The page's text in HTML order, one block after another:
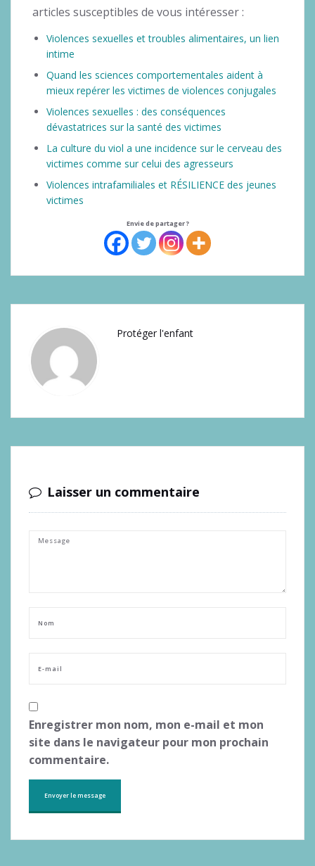
articles susceptibles de vous intéresser :
Violences sexuelles et troubles alimentaires, un lien
intime
Quand les sciences comportementales aident à
mieux repérer les victimes de violences conjugales
Violences sexuelles : des conséquences
dévastatrices sur la santé des victimes
La culture du viol a une incidence sur le cerveau des
victimes comme sur celui des agresseurs
Violences intrafamiliales et RÉSILIENCE des jeunes
victimes
Envie de partager ?
Protéger l'enfant
Laisser un commentaire
Enregistrer mon nom, mon e-mail et mon
site dans le navigateur pour mon prochain
commentaire.